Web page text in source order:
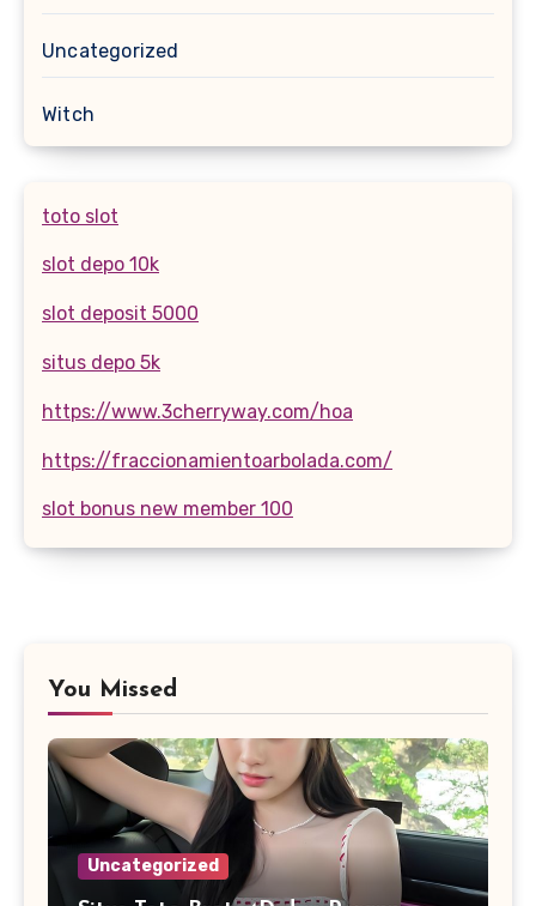
Uncategorized
Witch
toto slot
slot depo 10k
slot deposit 5000
situs depo 5k
https://www.3cherryway.com/hoa
https://fraccionamientoarbolada.com/
slot bonus new member 100
You Missed
Uncategorized